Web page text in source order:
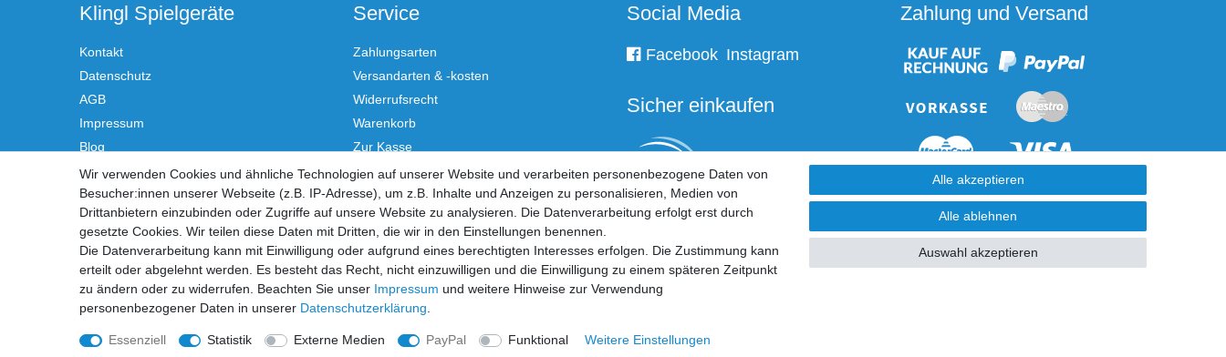
Klingl Spielgeräte
Kontakt
Datenschutz
AGB
Impressum
Blog
Service
Zahlungsarten
Versandarten & -kosten
Widerrufsrecht
Warenkorb
Zur Kasse
Hilfe
Vertrag widerrufen
Social Media
Facebook Instagram
Sicher einkaufen
Zahlung und Versand
© Copyright 2026 Klingl Spielgeräte | Alle Rechte vorbehalten.
Wir verwenden Cookies und ähnliche Technologien auf unserer Website und verarbeiten personenbezogene Daten von
Besucher:innen unserer Webseite (z.B. IP-Adresse), um z.B. Inhalte und Anzeigen zu personalisieren, Medien von
Drittanbietern einzubinden oder Zugriffe auf unsere Website zu analysieren. Die Datenverarbeitung erfolgt erst durch
gesetzte Cookies. Wir teilen diese Daten mit Dritten, die wir in den Einstellungen benennen.
Die Datenverarbeitung kann mit Einwilligung oder aufgrund eines berechtigten Interesses erfolgen. Die Zustimmung kann
erteilt oder abgelehnt werden. Es besteht das Recht, nicht einzuwilligen und die Einwilligung zu einem späteren Zeitpunkt
zu ändern oder zu widerrufen. Beachten Sie unser Impressum und weitere Hinweise zur Verwendung
personenbezogener Daten in unserer Daten­schutz­erklärung
Essenziell Statistik Externe Medien PayPal Funktional Weitere Einstellungen
Alle akzeptieren
Alle ablehnen
Auswahl akzeptieren